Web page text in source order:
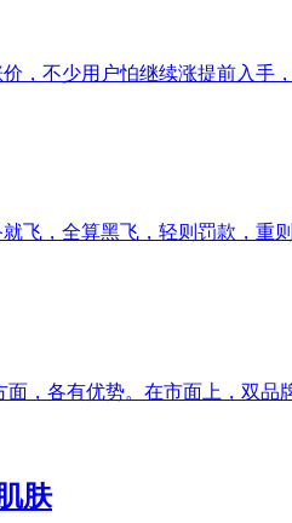
，不少用户怕继续涨提前入
飞，全算黑飞，轻则罚款，
，各有优势。在市面上，双
肤